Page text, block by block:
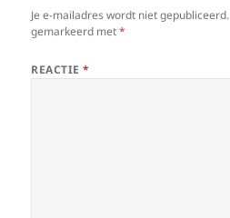
Je e-mailadres wordt niet gepubliceerd.
gemarkeerd met*
REACTIE*